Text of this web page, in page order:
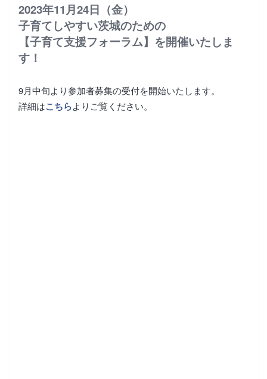
2023年11月24日（金）
子育てしやすい茨城のための
【子育て支援フォーラム】を開催いたしま
す！
9月中旬より参加者募集の受付を開始いたします。
詳細はこちらよりご覧ください。